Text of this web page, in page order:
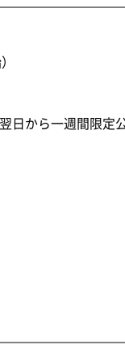
から一週間限定